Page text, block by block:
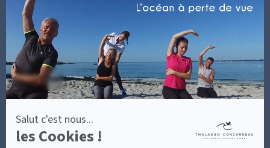
Salut c'est nous...
les Cookies !
SOINS AVEC HÉBERGEMENT
BONNES RAISONS DE VENIR
MON COMPTE
MON PANIER
ACCÈS
CONTACT
MESURES D'HYGIÈNE
POLITIQUE DE CONFIDENTIALITÉ
MENTIONS LÉGALES